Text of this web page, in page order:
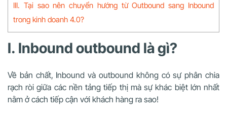
III. Tại sao nên chuyển hướng từ Outbound sang Inbound
trong kinh doanh 4.0?
I. Inbound outbound là gì?
Về bản chất, Inbound và outbound không có sự phân chia
rạch ròi giữa các nền tảng tiếp thị mà sự khác biệt lớn nhất
nằm ở cách tiếp cận với khách hàng ra sao!